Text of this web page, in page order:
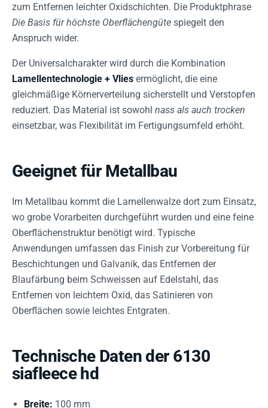
zum Entfernen leichter Oxidschichten. Die Produktphrase
Die Basis für höchste Oberflächengüte spiegelt den
Anspruch wider.
Der Universalcharakter wird durch die Kombination
Lamellentechnologie + Vlies ermöglicht, die eine
gleichmäßige Körnerverteilung sicherstellt und Verstopfen
reduziert. Das Material ist sowohl nass als auch trocken
einsetzbar, was Flexibilität im Fertigungsumfeld erhöht.
Geeignet für Metallbau
Im Metallbau kommt die Lamellenwalze dort zum Einsatz,
wo grobe Vorarbeiten durchgeführt wurden und eine feine
Oberflächenstruktur benötigt wird. Typische
Anwendungen umfassen das Finish zur Vorbereitung für
Beschichtungen und Galvanik, das Entfernen der
Blaufärbung beim Schweissen auf Edelstahl, das
Entfernen von leichtem Oxid, das Satinieren von
Oberflächen sowie leichtes Entgraten.
Technische Daten der 6130
siafleece hd
Breite: 100 mm